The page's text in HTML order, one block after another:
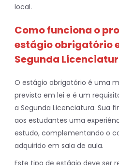
local.
Como funciona o
estágio obrigatório
Segunda
O estágio obrigatório é uma
prevista em lei e é um
a Segunda Licenciatura. Sua
aos estudantes uma
estudo, complementando o
adquirido em sala de aula.